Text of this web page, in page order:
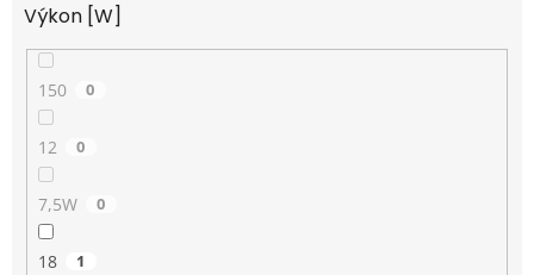
Výkon [W]
150 0
12 0
7,5W 0
18 1